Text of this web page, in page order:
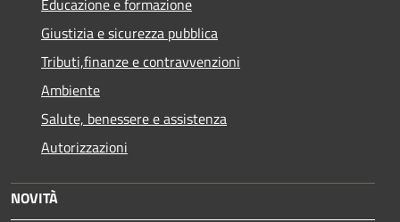
Giustizia e sicurezza pubblica
Tributi,finanze e contravvenzioni
Ambiente
Salute, benessere e assistenza
Autorizzazioni
NOVITÀ